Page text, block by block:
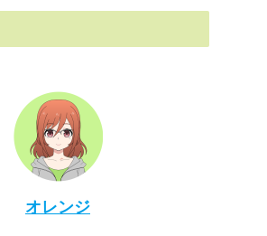
オレンジ